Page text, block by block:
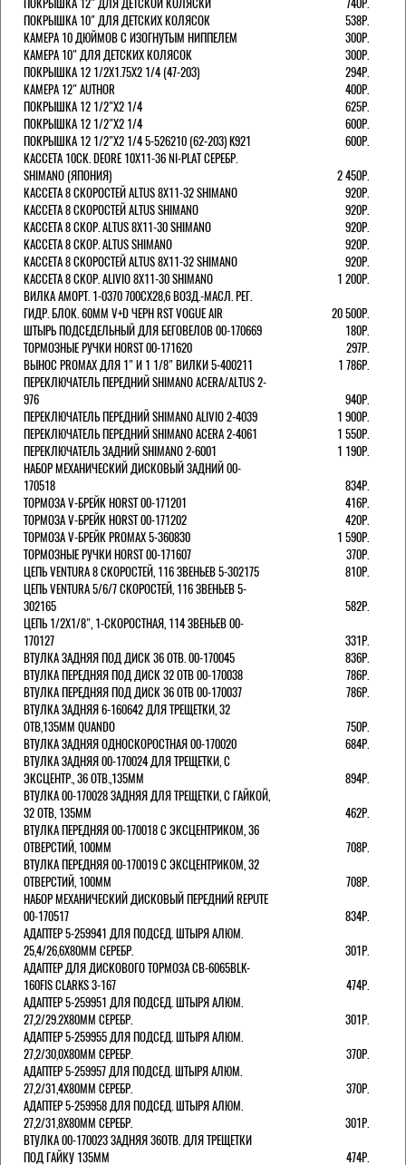
ПОКРЫШКА 10" ДЛЯ ДЕТСКИХ КОЛЯСОК
538Р.
КАМЕРА 10 ДЮЙМОВ С ИЗОГНУТЫМ НИППЕЛЕМ
300Р.
КАМЕРА 10" ДЛЯ ДЕТСКИХ КОЛЯСОК
300Р.
ПОКРЫШКА 12 1/2X1.75X2 1/4 (47-203)
294Р.
КАМЕРА 12" AUTHOR
400Р.
ПОКРЫШКА 12 1/2"Х2 1/4
625Р.
ПОКРЫШКА 12 1/2"Х2 1/4
600Р.
ПОКРЫШКА 12 1/2"Х2 1/4 5-526210 (62-203) K921
600Р.
КАССЕТА 10СК. DEORE 10Х11-36 NI-PLAT СЕРЕБР.
SHIMANO (ЯПОНИЯ)
2 450Р.
КАССЕТА 8 СКОРОСТЕЙ ALTUS 8Х11-32 SHIMANO
920Р.
КАССЕТА 8 СКОРОСТЕЙ ALTUS SHIMANO
920Р.
КАССЕТА 8 СКОР. ALTUS 8Х11-30 SHIMANO
920Р.
КАССЕТА 8 СКОР. ALTUS SHIMANO
920Р.
КАССЕТА 8 СКОРОСТЕЙ ALTUS 8Х11-32 SHIMANO
920Р.
КАССЕТА 8 СКОР. ALIVIO 8Х11-30 SHIMANO
1 200Р.
ВИЛКА АМОРТ. 1-0370 700СХ28,6 ВОЗД.-МАСЛ. РЕГ.
ГИДР. БЛОК. 60ММ V+D ЧЕРН RST VOGUE AIR
20 500Р.
ШТЫРЬ ПОДСЕДЕЛЬНЫЙ ДЛЯ БЕГОВЕЛОВ 00-170669
180Р.
ТОРМОЗНЫЕ РУЧКИ HORST 00-171620
297Р.
ВЫНОС PROMAX ДЛЯ 1" И 1 1/8" ВИЛКИ 5-400211
1 786Р.
ПЕРЕКЛЮЧАТЕЛЬ ПЕРЕДНИЙ SHIMANO ACERA/ALTUS 2-
976
940Р.
ПЕРЕКЛЮЧАТЕЛЬ ПЕРЕДНИЙ SHIMANO ALIVIO 2-4039
1 900Р.
ПЕРЕКЛЮЧАТЕЛЬ ПЕРЕДНИЙ SHIMANO ACERA 2-4061
1 550Р.
ПЕРЕКЛЮЧАТЕЛЬ ЗАДНИЙ SHIMANO 2-6001
1 190Р.
НАБОР МЕХАНИЧЕСКИЙ ДИСКОВЫЙ ЗАДНИЙ 00-
170518
834Р.
ТОРМОЗА V-БРЕЙК HORST 00-171201
416Р.
ТОРМОЗА V-БРЕЙК HORST 00-171202
420Р.
ТОРМОЗА V-БРЕЙК PROMAX 5-360830
1 590Р.
ТОРМОЗНЫЕ РУЧКИ HORST 00-171607
370Р.
ЦЕПЬ VENTURA 8 СКОРОСТЕЙ, 116 ЗВЕНЬЕВ 5-302175
810Р.
ЦЕПЬ VENTURA 5/6/7 СКОРОСТЕЙ, 116 ЗВЕНЬЕВ 5-
302165
582Р.
ЦЕПЬ 1/2Х1/8", 1-СКОРОСТНАЯ, 114 ЗВЕНЬЕВ 00-
170127
331Р.
ВТУЛКА ЗАДНЯЯ ПОД ДИСК 36 ОТВ. 00-170045
836Р.
ВТУЛКА ПЕРЕДНЯЯ ПОД ДИСК 32 ОТВ 00-170038
786Р.
ВТУЛКА ПЕРЕДНЯЯ ПОД ДИСК 36 ОТВ 00-170037
786Р.
ВТУЛКА ЗАДНЯЯ 6-160642 ДЛЯ ТРЕЩЕТКИ, 32
ОТВ,135ММ QUANDO
750Р.
ВТУЛКА ЗАДНЯЯ ОДНОСКОРОСТНАЯ 00-170020
684Р.
ВТУЛКА ЗАДНЯЯ 00-170024 ДЛЯ ТРЕЩЕТКИ, С
ЭКСЦЕНТР., 36 ОТВ.,135ММ
894Р.
ВТУЛКА 00-170028 ЗАДНЯЯ ДЛЯ ТРЕЩЕТКИ, С ГАЙКОЙ,
32 ОТВ, 135ММ
462Р.
ВТУЛКА ПЕРЕДНЯЯ 00-170018 С ЭКСЦЕНТРИКОМ, 36
ОТВЕРСТИЙ, 100ММ
708Р.
ВТУЛКА ПЕРЕДНЯЯ 00-170019 С ЭКСЦЕНТРИКОМ, 32
ОТВЕРСТИЙ, 100ММ
708Р.
НАБОР МЕХАНИЧЕСКИЙ ДИСКОВЫЙ ПЕРЕДНИЙ REPUTE
00-170517
834Р.
АДАПТЕР 5-259941 ДЛЯ ПОДСЕД. ШТЫРЯ АЛЮМ.
25,4/26,6Х80ММ СЕРЕБР.
301Р.
АДАПТЕР ДЛЯ ДИСКОВОГО ТОРМОЗА CB-6065BLK-
160FIS CLARKS 3-167
474Р.
АДАПТЕР 5-259951 ДЛЯ ПОДСЕД. ШТЫРЯ АЛЮМ.
27,2/29.2Х80ММ СЕРЕБР.
301Р.
АДАПТЕР 5-259955 ДЛЯ ПОДСЕД. ШТЫРЯ АЛЮМ.
27,2/30,0Х80ММ СЕРЕБР.
370Р.
АДАПТЕР 5-259957 ДЛЯ ПОДСЕД. ШТЫРЯ АЛЮМ.
27,2/31,4Х80ММ СЕРЕБР.
370Р.
АДАПТЕР 5-259958 ДЛЯ ПОДСЕД. ШТЫРЯ АЛЮМ.
27,2/31,8Х80ММ СЕРЕБР.
301Р.
ВТУЛКА 00-170023 ЗАДНЯЯ 36ОТВ. ДЛЯ ТРЕЩЕТКИ
ПОД ГАЙКУ 135ММ
474Р.